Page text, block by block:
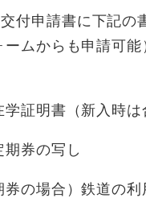
付申請書に下記の
ムからも申請可能
証明書（新入時は
券の写し
の場合）鉄道の